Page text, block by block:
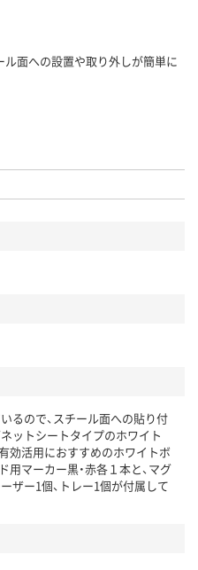
ル面への設置や取り外しが簡単に
るので、スチール面への貼り付
ットシートタイプのホワイト
効活用におすすめのホワイトボ
マーカー黒・赤各１本と、マグ
ザー1個、トレー1個が付属して